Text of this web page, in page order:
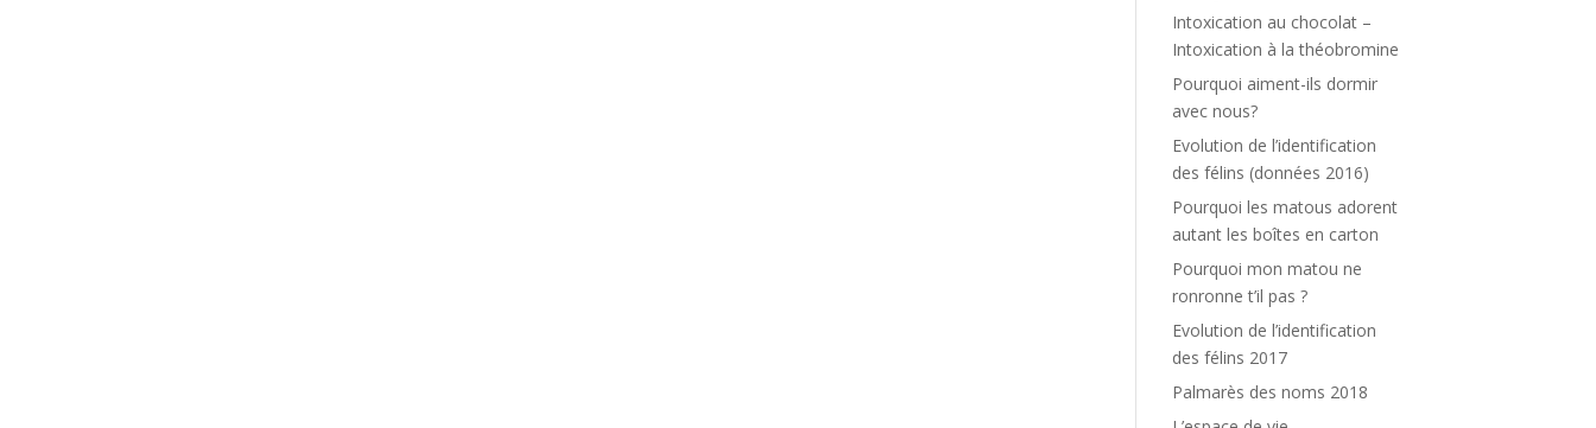
Intoxication au chocolat –
Intoxication à la théobromine
Pourquoi aiment-ils dormir
avec nous?
Evolution de l’identification
des félins (données 2016)
Pourquoi les matous adorent
autant les boîtes en carton
Pourquoi mon matou ne
ronronne t’il pas ?
Evolution de l’identification
des félins 2017
Palmarès des noms 2018